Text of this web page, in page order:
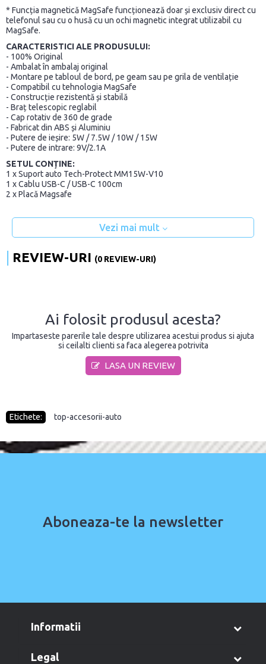
* Funcția magnetică MagSafe funcționează doar și exclusiv direct cu
telefonul sau cu o husă cu un ochi magnetic integrat utilizabil cu
MagSafe.
CARACTERISTICI ALE PRODUSULUI:
- 100% Original
- Ambalat în ambalaj original
- Montare pe tabloul de bord, pe geam sau pe grila de ventilație
- Compatibil cu tehnologia MagSafe
- Construcție rezistentă și stabilă
- Braț telescopic reglabil
- Cap rotativ de 360 de grade
- Fabricat din ABS și Aluminiu
- Putere de ieșire: 5W / 7.5W / 10W / 15W
- Putere de intrare: 9V/2.1A
SETUL CONȚINE:
1 x Suport auto Tech-Protect MM15W-V10
1 x Cablu USB-C / USB-C 100cm
2 x Placă Magsafe
Vezi mai mult
REVIEW-URI (0 REVIEW-URI)
Ai folosit produsul acesta?
Impartaseste parerile tale despre utilizarea acestui produs si ajuta
si ceilalti clienti sa faca alegerea potrivita
LASA UN REVIEW
Etichete: top-accesorii-auto
Aboneaza-te la newsletter
informatii
legal